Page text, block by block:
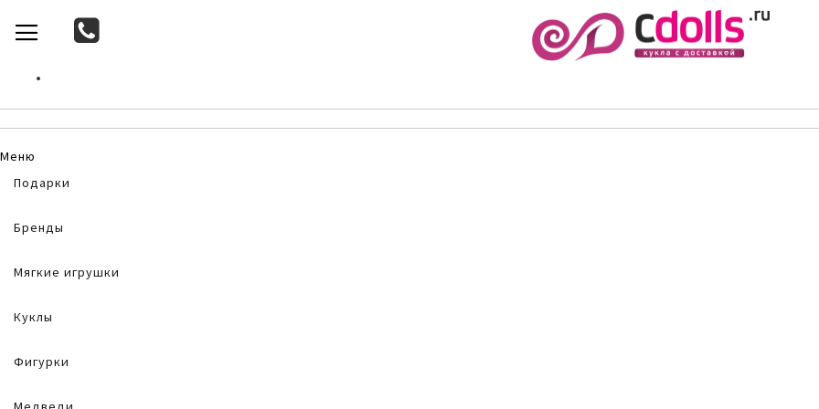
TO
CONTENT
Меню
Подарки
Бренды
Мягкие игрушки
Куклы
Фигурки